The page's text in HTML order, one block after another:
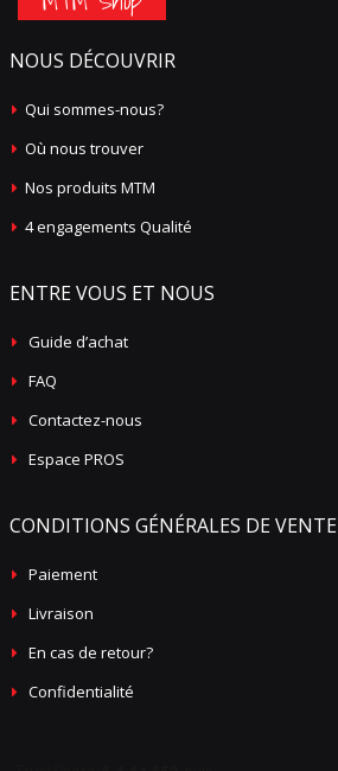
NOUS DÉCOUVRIR
Qui sommes-nous?
Où nous trouver
Nos produits MTM
4 engagements Qualité
ENTRE VOUS ET NOUS
Guide d’achat
FAQ
Contactez-nous
Espace PROS
CONDITIONS GÉNÉRALES DE VENTE
Paiement
Livraison
En cas de retour?
Confidentialité